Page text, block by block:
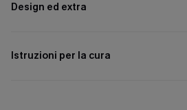
Design ed extra
Istruzioni per la cura